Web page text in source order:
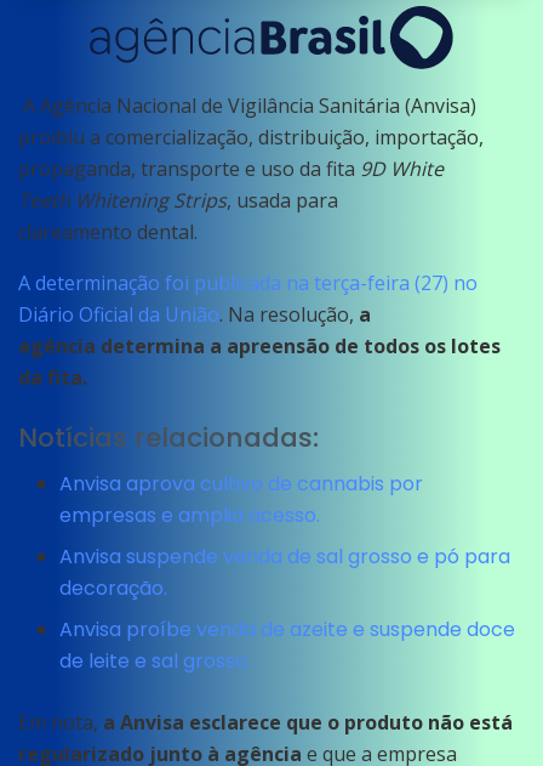
A Agência Nacional de Vigilância Sanitária (Anvisa)
proibiu a comercialização, distribuição, importação,
propaganda, transporte e uso da fita 9D White
Teeth Whitening Strips, usada para
clareamento dental.
A determinação foi publicada na terça-feira (27) no
Diário Oficial da União. Na resolução, a
agência determina a apreensão de todos os lotes
da fita.
Notícias relacionadas:
Anvisa aprova cultivo de cannabis por
empresas e amplia acesso.
Anvisa suspende venda de sal grosso e pó para
decoração.
Anvisa proíbe venda de azeite e suspende doce
de leite e sal grosso.
Em nota, a Anvisa esclarece que o produto não está
regularizado junto à agência e que a empresa